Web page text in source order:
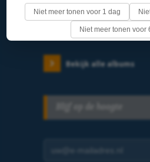
Aanstelling buitengewoon
17:57, Jun 28
Bekijk alle albums
Niet meer tonen voor 1 dag
Niet meer tonen voor